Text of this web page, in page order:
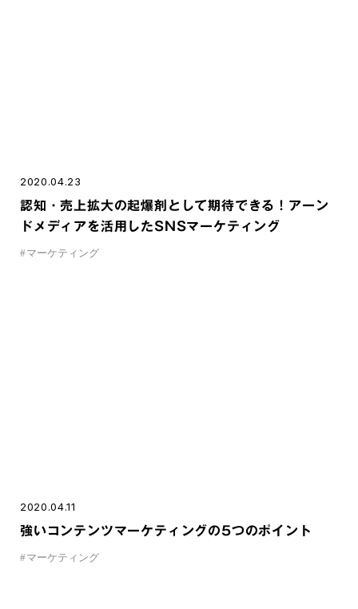
2020.04.23
認知・売上拡大の起爆剤として期待できる！アーン
ドメディアを活用したSNSマーケティング
# マーケティング
2020.04.11
強いコンテンツマーケティングの5つのポイント
# マーケティング